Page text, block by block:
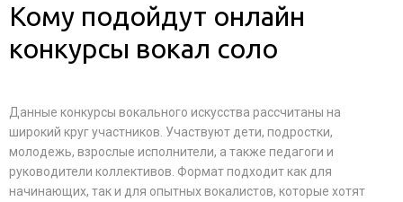
Кому подойдут онлайн
конкурсы вокал соло
Данные конкурсы вокального искусства рассчитаны на
широкий круг участников. Участвуют дети, подростки,
молодежь, взрослые исполнители, а также педагоги и
руководители коллективов. Формат подходит как для
начинающих, так и для опытных вокалистов, которые хотят